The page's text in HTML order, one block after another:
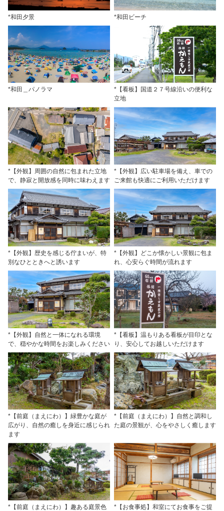
*和田夕景 *和田ビーチ
*和田＿パノラマ
*【看板】国道２７号線沿いの便利な
立地
*【外観】周囲の自然に包まれた立地
で、静寂と開放感を同時に味わえます
*【外観】広い駐車場を備え、車での
ご来館も快適にご利用いただけます
*【外観】歴史を感じる佇まいが、特
別なひとときへと誘います
*【外観】どこか懐かしい景観に包ま
れ、心安らぐ時間が流れます
*【外観】自然と一体になれる環境
で、穏やかな時間をお楽しみください
*【看板】温もりある看板が目印とな
り、安心してお越しいただけます
*【前庭（まえにわ）】緑豊かな庭が
広がり、自然の癒しを身近に感じられ
ます
*【前庭（まえにわ）】自然と調和し
た庭の景観が、心をやさしく癒します
*【前庭（まえにわ）】趣ある庭景色
*【お食事処】和室にてお食事をご提